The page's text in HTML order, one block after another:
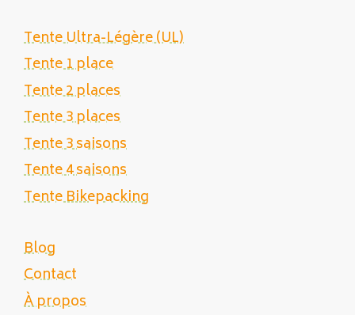
Tente Ultra-Légère (UL)
Tente 1 place
Tente 2 places
Tente 3 places
Tente 3 saisons
Tente 4 saisons
Tente Bikepacking
Blog
Contact
À propos